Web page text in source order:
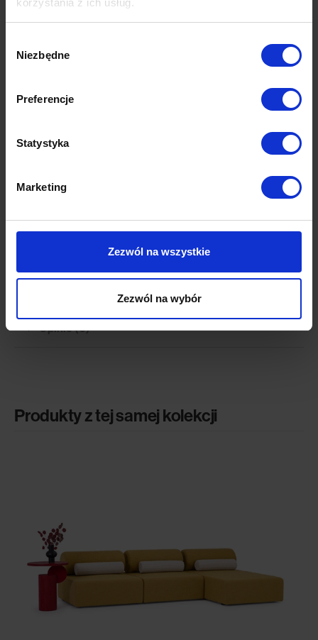
zgody
Niezbędne
Preferencje
Statystyka
Marketing
Zezwól na wszystkie
Zezwól na wybór
Opinie (0)
Produkty z tej samej kolekcji